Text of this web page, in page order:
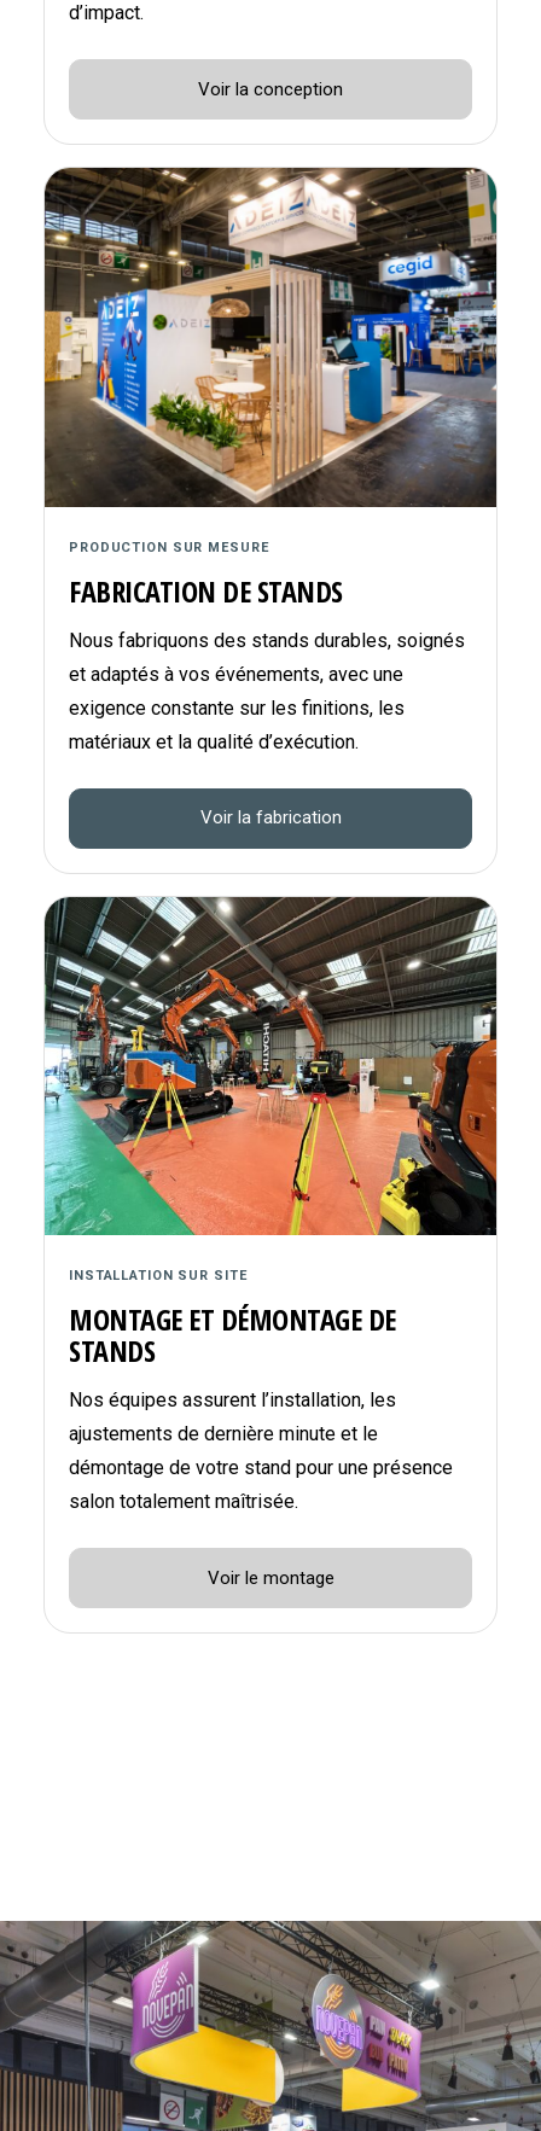
d’impact.
Voir la conception
PRODUCTION SUR MESURE
FABRICATION DE STANDS
Nous fabriquons des stands durables, soignés
et adaptés à vos événements, avec une
exigence constante sur les finitions, les
matériaux et la qualité d’exécution.
Voir la fabrication
INSTALLATION SUR SITE
MONTAGE ET DÉMONTAGE DE
STANDS
Nos équipes assurent l’installation, les
ajustements de dernière minute et le
démontage de votre stand pour une présence
salon totalement maîtrisée.
Voir le montage